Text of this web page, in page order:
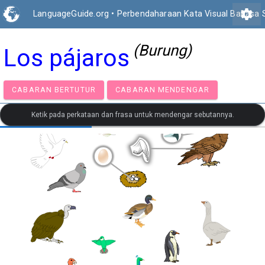
LanguageGuide.org • Perbendaharaan Kata Visual Bahasa
settings
Los pájaros (Burung)
CABARAN BERTUTUR CABARAN MENDENGAR
Ketik pada perkataan dan frasa untuk mendengar sebutannya.